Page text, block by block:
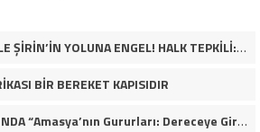
YETER ARTIK FERHAT İLE ŞİRİN’İN YOLUNA ENGEL! HALK TEPKİLİ: “YOLU KAPATMAK ÇÖZÜM DEĞİL, GÖREVİNİ YAP!”
BİR BEREKET KAPISIDIR
AÇI EĞİTİM KURUMLARINDA “Amasya’nın Gururları: Dereceye Giren Öğrenciler İçin Anlamlı Tören”